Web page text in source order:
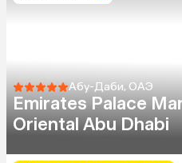
Абу-Даби, ОАЭ
Emirates Palace
Oriental Abu Dhabi